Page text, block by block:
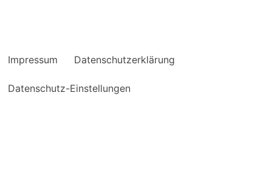
Impressum Datenschutzerklärung
Datenschutz-Einstellungen